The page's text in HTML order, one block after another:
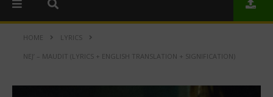
HOME LYRICS
NEJ’ – MAUDIT (LYRICS + ENGLISH TRANSLATION + SIGNIFICATION)